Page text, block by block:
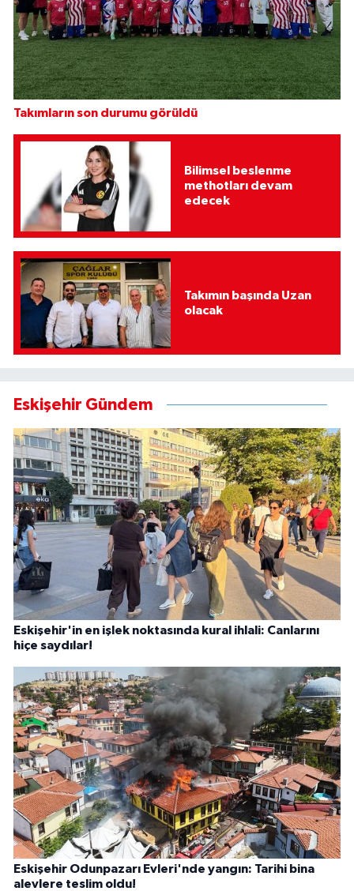
Takımların son durumu görüldü
Bilimsel beslenme
methotları devam
edecek
Takımın başında Uzan
olacak
Eskişehir Gündem
Eskişehir'in en işlek noktasında kural ihlali: Canlarını
hiçe saydılar!
Eskişehir Odunpazarı Evleri'nde yangın: Tarihi bina
alevlere teslim oldu!